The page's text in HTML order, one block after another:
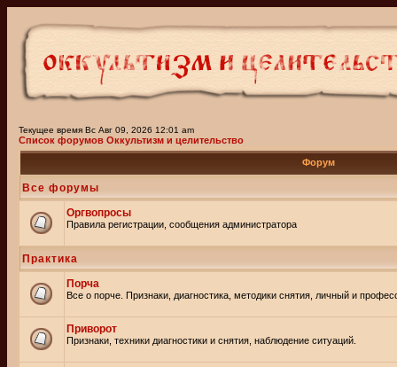
Текущее время Вс Авг 09, 2026 12:01 am
Список форумов Оккультизм и целительство
Форум
Все форумы
Оргвопросы
Правила регистрации, сообщения администратора
Практика
Порча
Все о порче. Признаки, диагностика, методики снятия, личный и
Приворот
Признаки, техники диагностики и снятия, наблюдение ситуаций.